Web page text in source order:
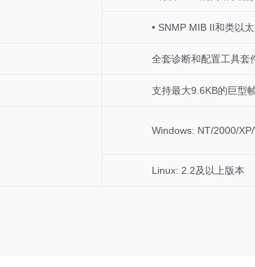
• SNMP MIB II和类以
全套诊断和配置工具套
支持最大9.6KB的巨型
Windows: NT/2000/
Linux: 2.2及以上版本